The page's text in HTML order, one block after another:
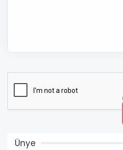
Ünye